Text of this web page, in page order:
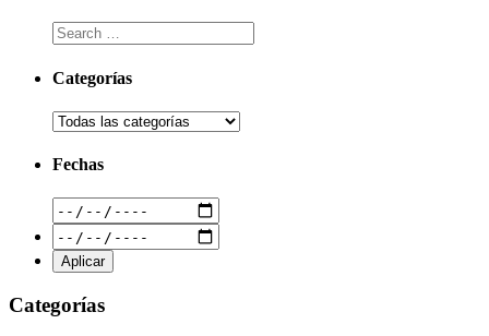
Categorías
Fechas
Categorías